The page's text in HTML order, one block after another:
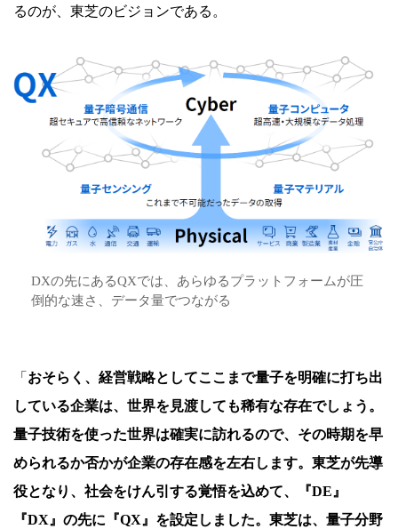
るのが、東芝のビジョンである。
DXの先にあるQXでは、あらゆるプラットフォームが圧
倒的な速さ、データ量でつながる
「 おそらく、経営戦略としてここまで量子を明確に打ち出
している企業は、世界を見渡しても稀有な存在でしょう。
量子技術を使った世界は確実に訪れるので、その時期を早
められるか否かが企業の存在感を左右します。東芝が先導
役となり、社会をけん引する覚悟を込めて、『DE』
『DX』の先に『QX』を設定しました。東芝は、量子分野